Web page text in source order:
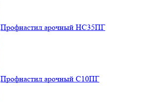
Профнастил арочный НС35ПГ
Профнастил арочный С10ПГ